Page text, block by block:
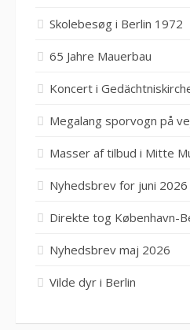
Skolebesøg i Berlin 1972
65 Jahre Mauerbau
Koncert i
Megalang sporvogn på
Masser af tilbud i Mitte
Nyhedsbrev for juni 2026
Direkte tog København-
Nyhedsbrev maj 2026
Vilde dyr i Berlin